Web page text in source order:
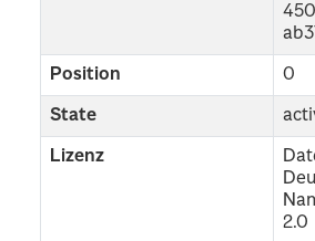
Position 0
State
Lizenz
2.0